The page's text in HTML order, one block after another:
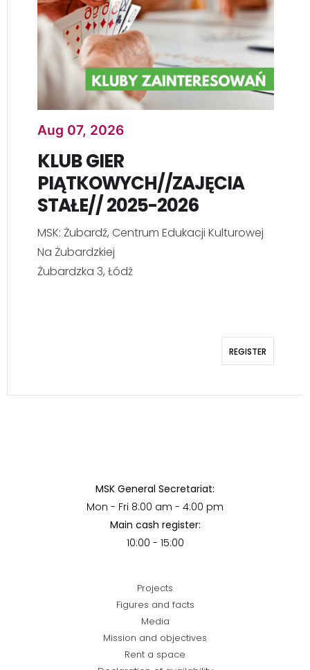
Aug 07, 2026
KLUB GIER
PIĄTKOWYCH//ZAJĘCIA
STAŁE// 2025-2026
MSK: Żubardź, Centrum Edukacji Kulturowej
Na Żubardzkiej
Żubardzka 3, Łódź
REGISTER
MSK General Secretariat:
Mon - Fri 8:00 am - 4:00 pm
Main cash register:
10:00 - 15:00
Projects
Figures and facts
Media
Mission and objectives
Rent a space